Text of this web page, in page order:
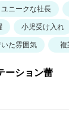
ユニークな社長
小児受け入れ
た雰囲気 複
ーション蕾